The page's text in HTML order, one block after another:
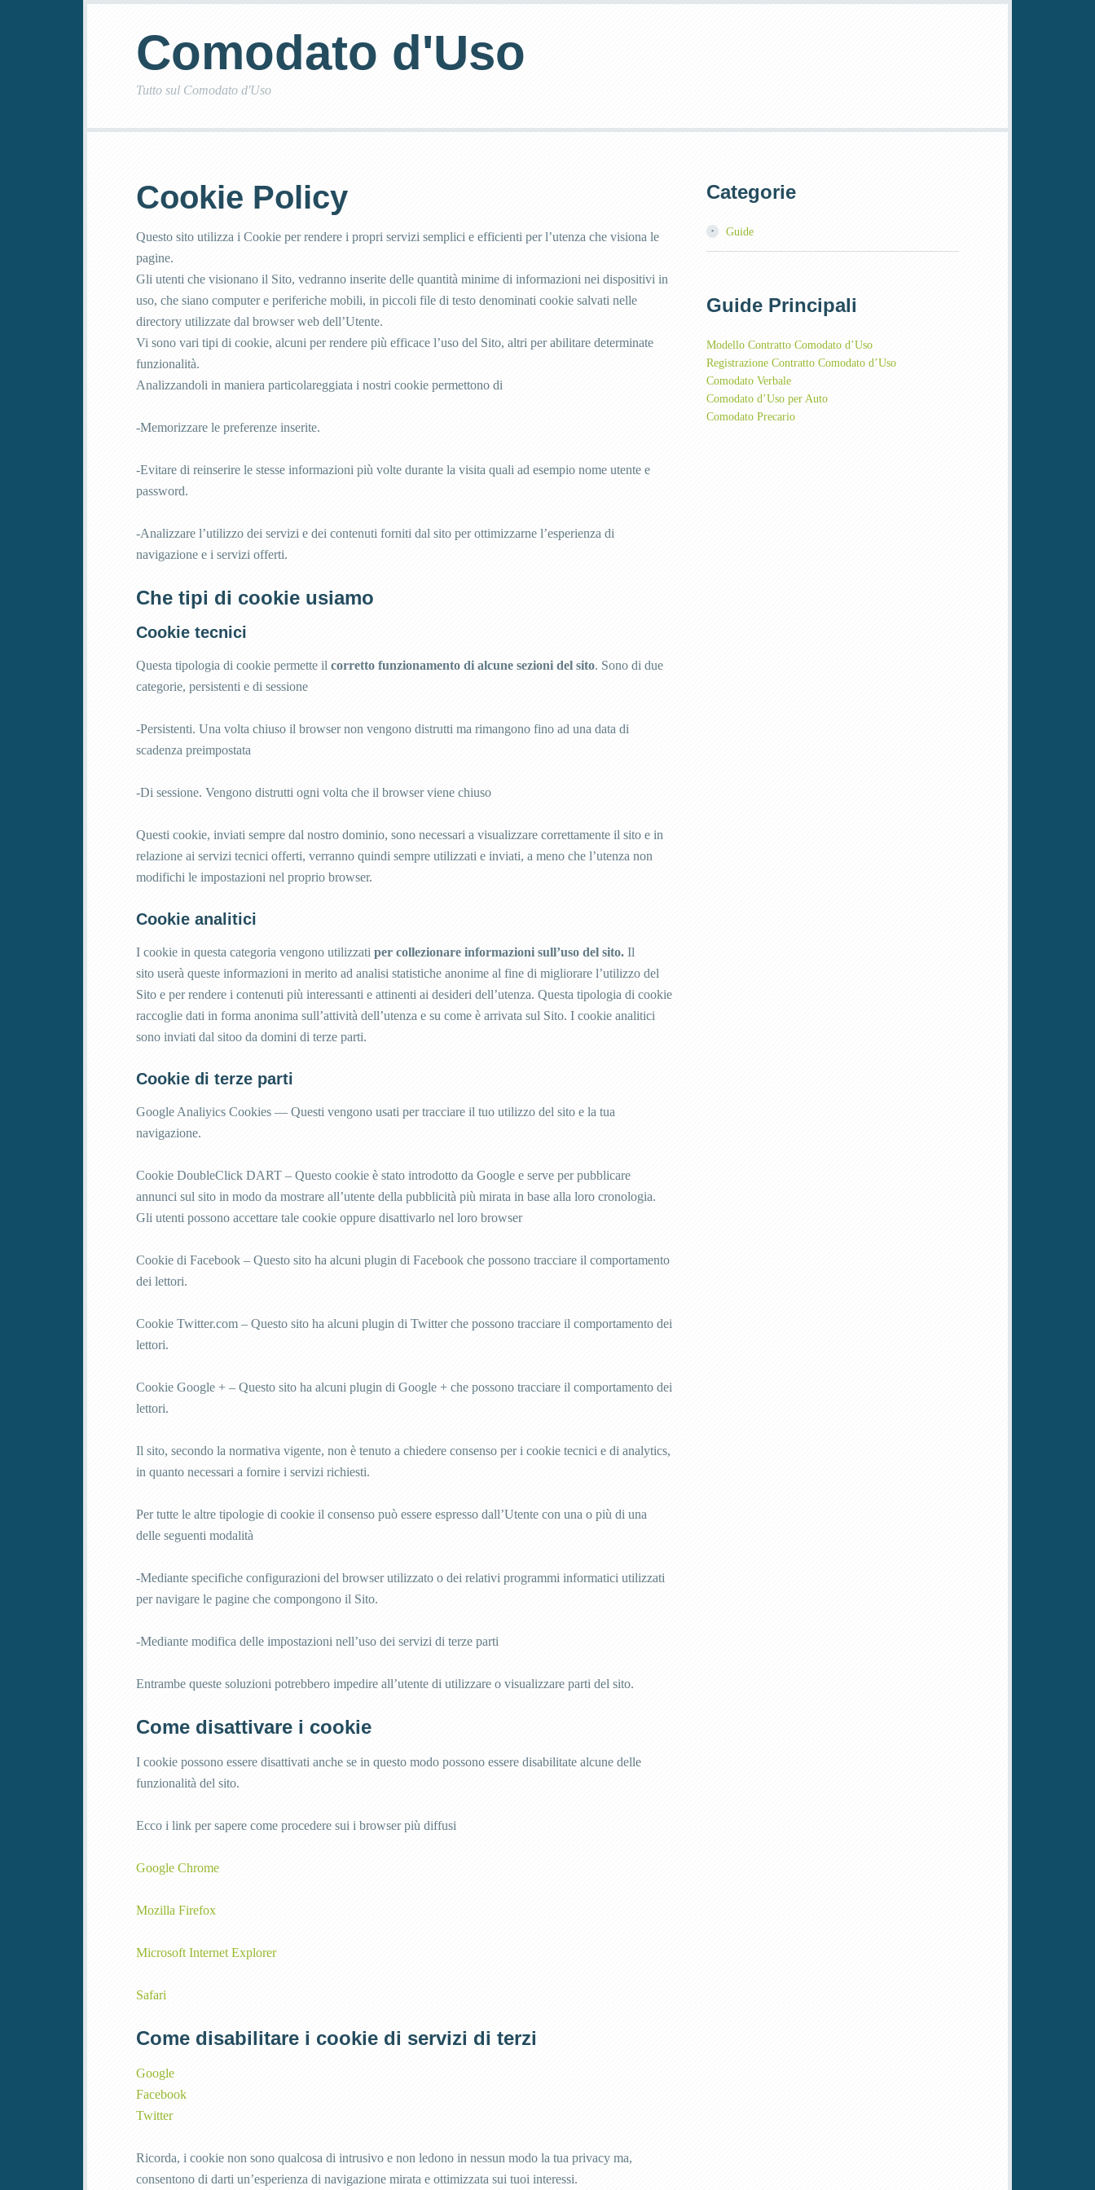
Comodato d'Uso
Tutto sul Comodato d'Uso
Cookie Policy
Questo sito utilizza i Cookie per rendere i propri servizi semplici e efficienti per l’utenza che visiona le
pagine.
Gli utenti che visionano il Sito, vedranno inserite delle quantità minime di informazioni nei dispositivi in
uso, che siano computer e periferiche mobili, in piccoli file di testo denominati cookie salvati nelle
directory utilizzate dal browser web dell’Utente.
Vi sono vari tipi di cookie, alcuni per rendere più efficace l’uso del Sito, altri per abilitare determinate
funzionalità.
Analizzandoli in maniera particolareggiata i nostri cookie permettono di
-Memorizzare le preferenze inserite.
-Evitare di reinserire le stesse informazioni più volte durante la visita quali ad esempio nome utente e
password.
-Analizzare l’utilizzo dei servizi e dei contenuti forniti dal sito per ottimizzarne l’esperienza di
navigazione e i servizi offerti.
Che tipi di cookie usiamo
Cookie tecnici
Questa tipologia di cookie permette il corretto funzionamento di alcune sezioni del sito. Sono di due
categorie, persistenti e di sessione
-Persistenti. Una volta chiuso il browser non vengono distrutti ma rimangono fino ad una data di
scadenza preimpostata
-Di sessione. Vengono distrutti ogni volta che il browser viene chiuso
Questi cookie, inviati sempre dal nostro dominio, sono necessari a visualizzare correttamente il sito e in
relazione ai servizi tecnici offerti, verranno quindi sempre utilizzati e inviati, a meno che l’utenza non
modifichi le impostazioni nel proprio browser.
Cookie analitici
I cookie in questa categoria vengono utilizzati per collezionare informazioni sull’uso del sito. Il
sito userà queste informazioni in merito ad analisi statistiche anonime al fine di migliorare l’utilizzo del
Sito e per rendere i contenuti più interessanti e attinenti ai desideri dell’utenza. Questa tipologia di cookie
raccoglie dati in forma anonima sull’attività dell’utenza e su come è arrivata sul Sito. I cookie analitici
sono inviati dal sitoo da domini di terze parti.
Cookie di terze parti
Google Analiyics Cookies — Questi vengono usati per tracciare il tuo utilizzo del sito e la tua
navigazione.
Cookie DoubleClick DART – Questo cookie è stato introdotto da Google e serve per pubblicare
annunci sul sito in modo da mostrare all’utente della pubblicità più mirata in base alla loro cronologia.
Gli utenti possono accettare tale cookie oppure disattivarlo nel loro browser
Cookie di Facebook – Questo sito ha alcuni plugin di Facebook che possono tracciare il comportamento
dei lettori.
Cookie Twitter.com – Questo sito ha alcuni plugin di Twitter che possono tracciare il comportamento dei
lettori.
Cookie Google + – Questo sito ha alcuni plugin di Google + che possono tracciare il comportamento dei
lettori.
Il sito, secondo la normativa vigente, non è tenuto a chiedere consenso per i cookie tecnici e di analytics,
in quanto necessari a fornire i servizi richiesti.
Per tutte le altre tipologie di cookie il consenso può essere espresso dall’Utente con una o più di una
delle seguenti modalità
-Mediante specifiche configurazioni del browser utilizzato o dei relativi programmi informatici utilizzati
per navigare le pagine che compongono il Sito.
-Mediante modifica delle impostazioni nell’uso dei servizi di terze parti
Entrambe queste soluzioni potrebbero impedire all’utente di utilizzare o visualizzare parti del sito.
Come disattivare i cookie
I cookie possono essere disattivati anche se in questo modo possono essere disabilitate alcune delle
funzionalità del sito.
Ecco i link per sapere come procedere sui i browser più diffusi
Google Chrome
Mozilla Firefox
Microsoft Internet Explorer
Safari
Come disabilitare i cookie di servizi di terzi
Google
Facebook
Twitter
Ricorda, i cookie non sono qualcosa di intrusivo e non ledono in nessun modo la tua privacy ma,
consentono di darti un’esperienza di navigazione mirata e ottimizzata sui tuoi interessi.
Categorie
Guide
Guide Principali
Modello Contratto Comodato d’Uso
Registrazione Contratto Comodato d’Uso
Comodato Verbale
Comodato d’Uso per Auto
Comodato Precario